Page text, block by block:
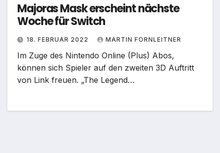
Majoras Mask erscheint nächste
Woche für Switch
18. FEBRUAR 2022 MARTIN FORNLEITNER
Im Zuge des Nintendo Online (Plus) Abos,
können sich Spieler auf den zweiten 3D Auftritt
von Link freuen. „The Legend…